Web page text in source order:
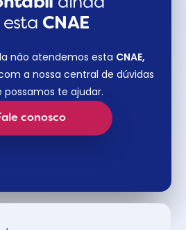
CNAE​
não atendemos esta CNAE,
a nossa central de dúvidas
possamos te ajudar.
conosco